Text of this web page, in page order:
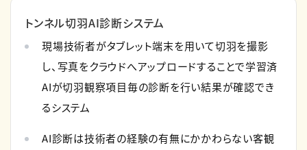
トンネル切羽AI診断システム
現場技術者がタブレット端末を用いて切羽を撮影
し、写真をクラウドへアップロードすることで学習済
AIが切羽観察項目毎の診断を行い結果が確認でき
るシステム
AI診断は技術者の経験の有無にかかわらない客観